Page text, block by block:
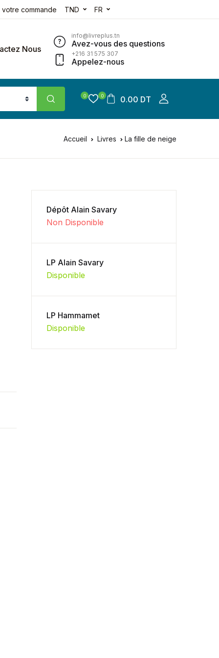
votre commande TND FR
Nous
info@livreplus.tn
Avez-vous des questions
+216 31 575 307
Appelez-nous
0 0 0.00 DT
Accueil Livres La fille de neige
Dépôt Alain Savary
Non Disponible
LP Alain Savary
Disponible
LP Hammamet
Disponible